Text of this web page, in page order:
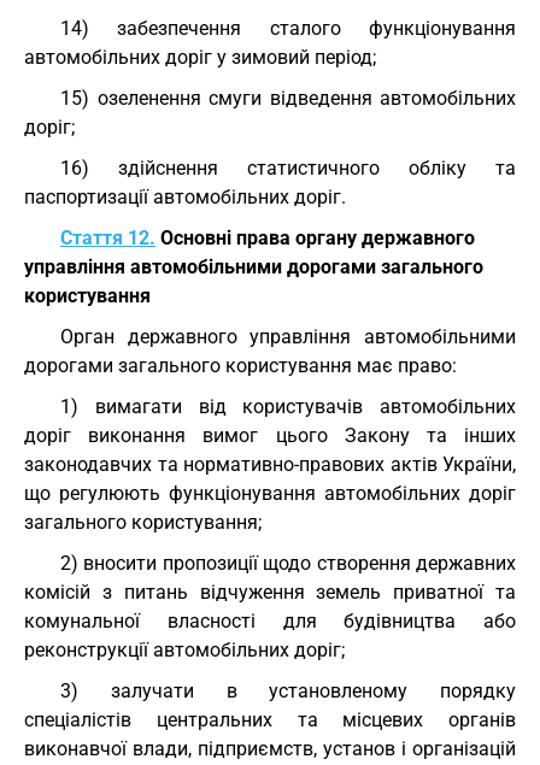
14) забезпечення сталого функціонування
автомобільних доріг у зимовий період;
15) озеленення смуги відведення автомобільних
доріг;
16) здійснення статистичного обліку та
паспортизації автомобільних доріг.
Стаття 12. Основні права органу державного
управління автомобільними дорогами загального
користування
Орган державного управління автомобільними
дорогами загального користування має право:
1) вимагати від користувачів автомобільних
доріг виконання вимог цього Закону та інших
законодавчих та нормативно-правових актів України,
що регулюють функціонування автомобільних доріг
загального користування;
2) вносити пропозиції щодо створення державних
комісій з питань відчуження земель приватної та
комунальної власності для будівництва або
реконструкції автомобільних доріг;
3) залучати в установленому порядку
спеціалістів центральних та місцевих органів
виконавчої влади, підприємств, установ і організацій